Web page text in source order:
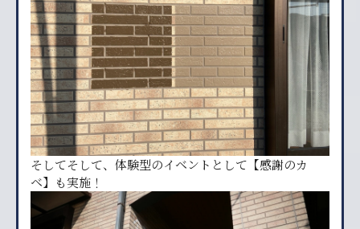
そしてそして、体験型のイベントとして【感謝のカ
ベ】も実施！